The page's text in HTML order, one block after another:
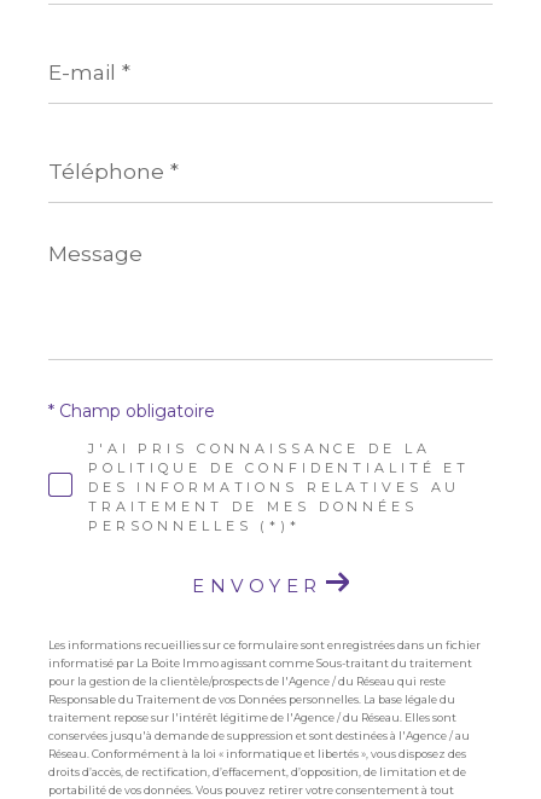
mail
*
*
Message
*
J'AI PRIS CONNAISSANCE DE LA
POLITIQUE DE CONFIDENTIALITÉ ET
DES INFORMATIONS RELATIVES AU
TRAITEMENT DE MES DONNÉES
PERSONNELLES (*)*
* Champ obligatoire
ENVOYER
Les informations recueillies sur ce formulaire sont enregistrées dans un fichier
informatisé par La Boite Immo agissant comme Sous-traitant du traitement
pour la gestion de la clientèle/prospects de l'Agence / du Réseau qui reste
Responsable du Traitement de vos Données personnelles. La base légale du
traitement repose sur l'intérêt légitime de l'Agence / du Réseau. Elles sont
conservées jusqu'à demande de suppression et sont destinées à l'Agence / au
Réseau. Conformément à la loi « informatique et libertés », vous disposez des
droits d’accès, de rectification, d’effacement, d’opposition, de limitation et de
portabilité de vos données. Vous pouvez retirer votre consentement à tout